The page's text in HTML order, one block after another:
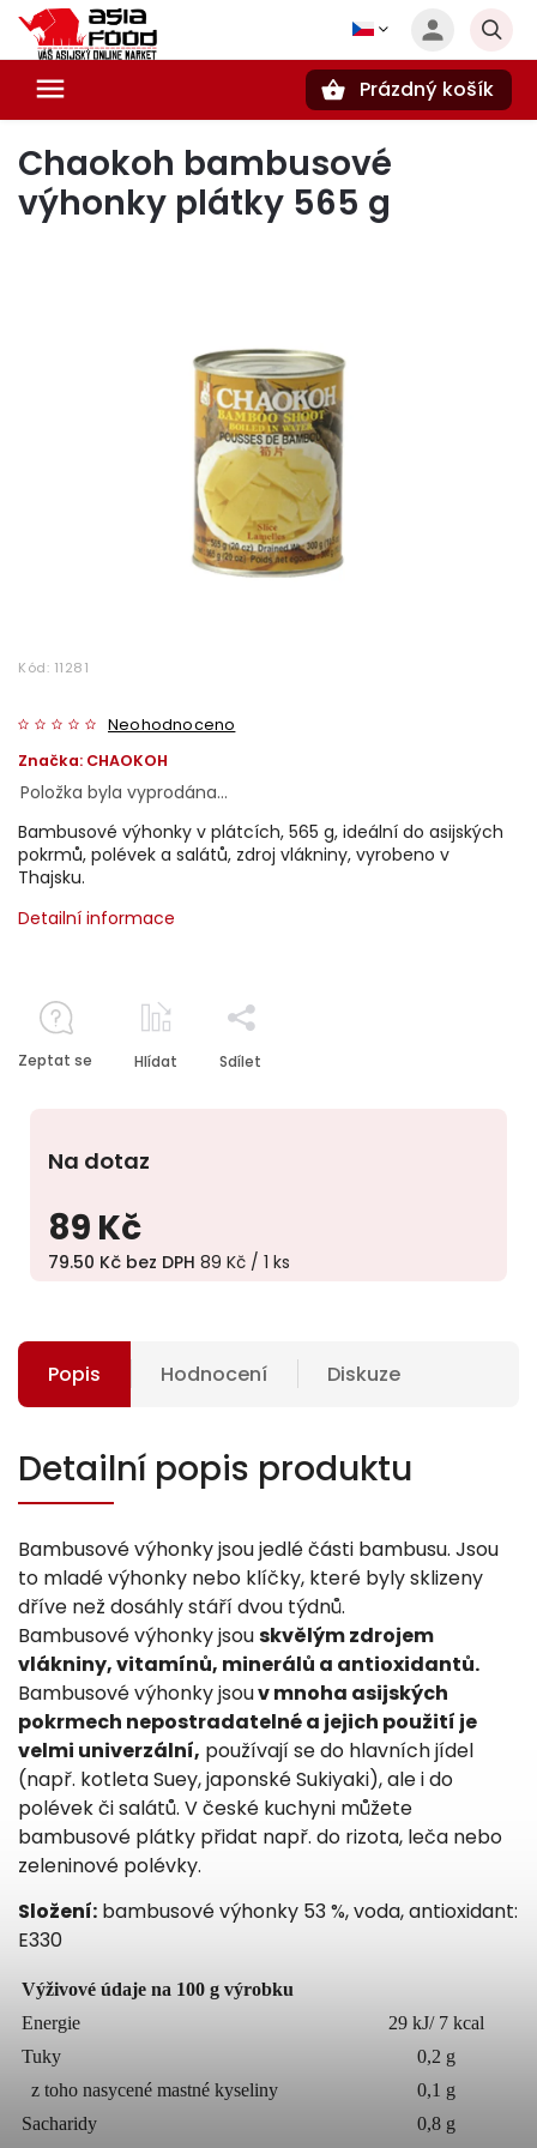
Prázdný košík
Chaokoh bambusové
výhonky plátky 565 g
Kód: 11281
Neohodnoceno
Značka: CHAOKOH
89 Kč
79.50 Kč bez DPH 89 Kč / 1 ks
Na dotaz
Položka byla vyprodána…
Bambusové výhonky v plátcích, 565 g, ideální do asijských
pokrmů, polévek a salátů, zdroj vlákniny, vyrobeno v
Thajsku.
Detailní informace
Zeptat se Hlídat Sdílet
Popis Hodnocení Diskuze
Detailní popis produktu
Bambusové výhonky jsou jedlé části bambusu. Jsou
to mladé výhonky nebo klíčky, které byly sklizeny
dříve než dosáhly stáří dvou týdnů.
Bambusové výhonky jsouskvělým zdrojem
vlákniny, vitamínů, minerálů a antioxidantů.
Bambusové výhonky jsouv mnoha asijských
pokrmech nepostradatelné a jejich použití je
velmi univerzální, používají se do hlavních jídel
(např. kotleta Suey, japonské Sukiyaki), ale i do
polévek či salátů. V české kuchyni můžete
bambusové plátky přidat např. do rizota, leča nebo
zeleninové polévky.
Složení: bambusové výhonky 53 %, voda, antioxidant:
E330
Výživové údaje na 100 g výrobku
Energie
29 kJ/ 7 kcal
Tuky
0,2 g
z toho nasycené mastné kyseliny
0,1 g
Sacharidy
0,8 g